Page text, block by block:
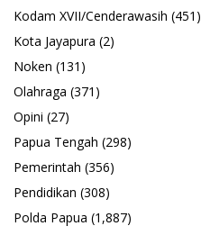
Kodam XVII/Cenderawasih (451)
Kota Jayapura (2)
Noken (131)
Olahraga (371)
Opini (27)
Papua Tengah (298)
Pemerintah (356)
Pendidikan (308)
Polda Papua (1,887)